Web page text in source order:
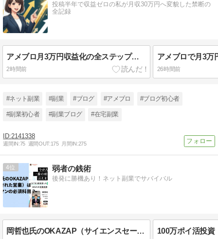
投稿半年で収益ゼロの私が月収30万円へ変貌した禁断の
全記録
アメブロ月3万円収益化の全ステップ！失敗から学ぶロードマップ
2時間前 26時間前
#ネット副業 #副業 #ブログ #アメブロ #ブログ初心者
#副業初心者 #副業ブログ #在宅副業
2141338
週間IN:75 週間OUT:175 月間IN:275
4 弱者の銭術
後発に勝機あり！ネット副業でサバイバル
岡哲也氏のOKAZAP（サイエンスセールスカレッジ）は全営業マンの必修科目？